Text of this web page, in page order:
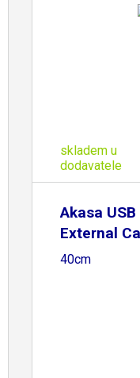
skladem u
dodavatele
Akasa
External
40cm